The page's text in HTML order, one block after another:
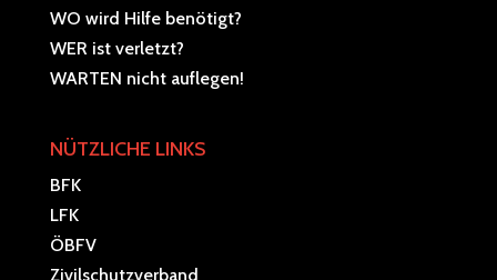
WO wird Hilfe benötigt?
WER ist verletzt?
WARTEN nicht auflegen!
NÜTZLICHE LINKS
BFK
LFK
ÖBFV
Zivilschutzverband